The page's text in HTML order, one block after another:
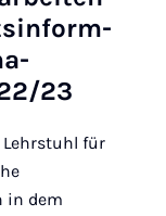
23
für
in dem